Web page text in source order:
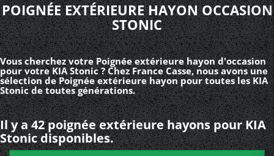
POIGNÉE EXTÉRIEURE HAYON OCCASION
STONIC
Vous cherchez votre Poignée extérieure hayon d'occasion
pour votre KIA Stonic ? Chez France Casse, nous avons une
sélection de Poignée extérieure hayon pour toutes les KIA
Stonic de toutes générations.
Il y a 42 poignée extérieure hayons pour KIA
Stonic disponibles.